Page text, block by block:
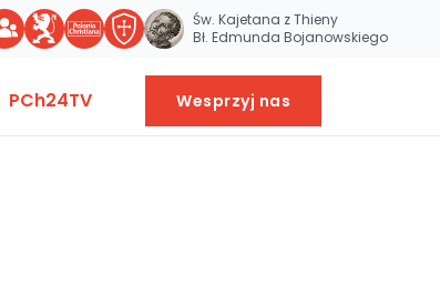
Św. Kajetana z Thieny
Bł. Edmunda Bojanowskiego
PCh24TV Wesprzyj nas